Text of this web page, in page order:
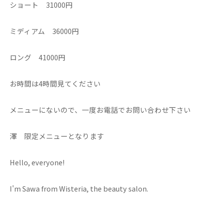
ショート 31000円
ミディアム 36000円
ロング 41000円
お時間は4時間見てください
メニューにないので、一度お電話でお問い合わせ下さい
澤 限定メニューとなります
Hello, everyone!
I'm Sawa from Wisteria, the beauty salon.